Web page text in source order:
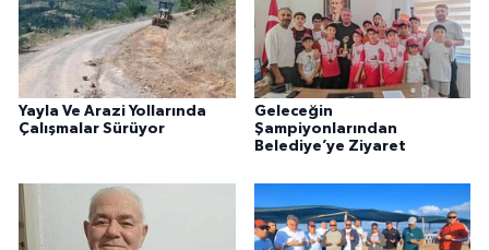
Yayla Ve Arazi Yollarında
Çalışmalar Sürüyor
Geleceğin
Şampiyonlarından
Belediye’ye Ziyaret